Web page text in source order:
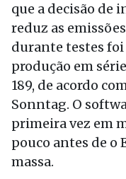
que a decisão de
reduz as
durante testes
produção em
189, de acordo
Sonntag. O
primeira vez em
pouco antes de o
massa.